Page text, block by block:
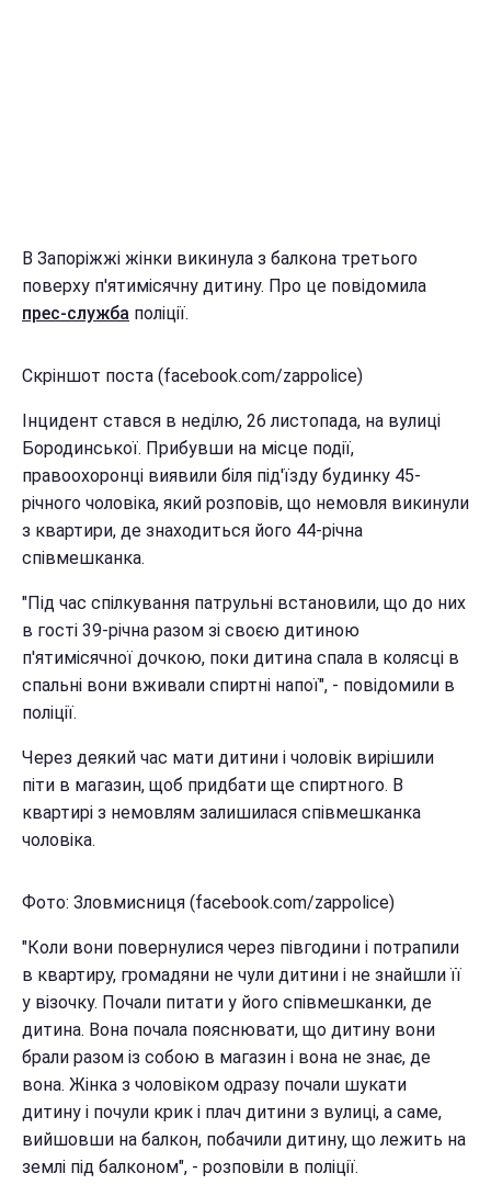
В Запоріжжі жінки викинула з балкона третього
поверху п'ятимісячну дитину. Про це повідомила
прес-служба поліції.
Скріншот поста (facebook.com/zappolice)
Інцидент стався в неділю, 26 листопада, на вулиці
Бородинської. Прибувши на місце події,
правоохоронці виявили біля під'їзду будинку 45-
річного чоловіка, який розповів, що немовля викинули
з квартири, де знаходиться його 44-річна
співмешканка.
"Під час спілкування патрульні встановили, що до них
в гості 39-річна разом зі своєю дитиною
п'ятимісячної дочкою, поки дитина спала в колясці в
спальні вони вживали спиртні напої", - повідомили в
поліції.
Через деякий час мати дитини і чоловік вирішили
піти в магазин, щоб придбати ще спиртного. В
квартирі з немовлям залишилася співмешканка
чоловіка.
Фото: Зловмисниця (facebook.com/zappolice)
"Коли вони повернулися через півгодини і потрапили
в квартиру, громадяни не чули дитини і не знайшли її
у візочку. Почали питати у його співмешканки, де
дитина. Вона почала пояснювати, що дитину вони
брали разом із собою в магазин і вона не знає, де
вона. Жінка з чоловіком одразу почали шукати
дитину і почули крик і плач дитини з вулиці, а саме,
вийшовши на балкон, побачили дитину, що лежить на
землі під балконом", - розповіли в поліції.